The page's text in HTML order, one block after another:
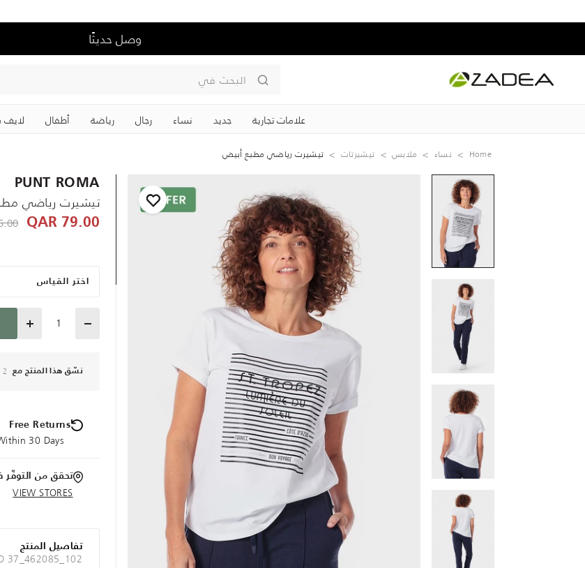
وصل حديثًا
البحث في
علامات تجارية جديد نساء رجال رياضة ‏أطفال لايف
Home نساء ملابس تيشيرتات تيشيرت رياضي مطبع أبيض
PUNT ROMA
تيشيرت رياضي
79.00 QAR
QAR
اختر القياس
Quantity
نسّق هذا المنتج مع 2 قطع
Free Returns
30 Days
تحقق من التوفّر
VIEW STORES
تفاصيل المنتج
37_462085_102